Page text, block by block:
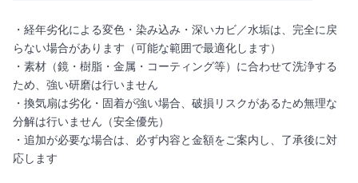
・経年劣化による変色・染み込み・深いカビ／水垢は、完全に戻
らない場合があります（可能な範囲で最適化します）
・素材（鏡・樹脂・金属・コーティング等）に合わせて洗浄する
ため、強い研磨は行いません
・換気扇は劣化・固着が強い場合、破損リスクがあるため無理な
分解は行いません（安全優先）
・追加が必要な場合は、必ず内容と金額をご案内し、了承後に対
応します